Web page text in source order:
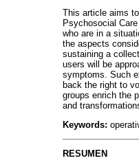
This article aims
Psychosocial
who are in a
the aspects
sustaining a
users will be
symptoms. Such
back the right to
groups enrich the
and
Keywords:
RESUMEN